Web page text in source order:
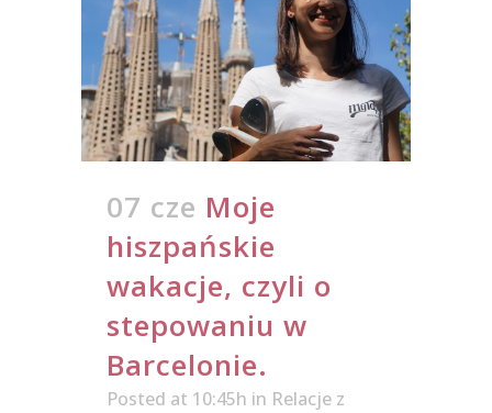
07 cze Moje
hiszpańskie
wakacje, czyli o
stepowaniu w
Barcelonie.
Posted at 10:45h in Relacje z